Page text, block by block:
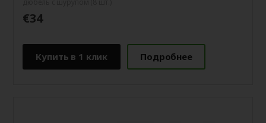
€34
Купить в 1 клик Подробнее